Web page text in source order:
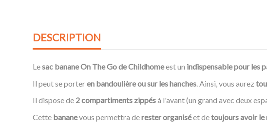
DESCRIPTION
Lesac banane On The Go de Childhomeest un indispensable pour les
Il peut se porteren bandoulière ou sur les hanches . Ainsi, vous aurez
Il dispose de 2 compartiments zippésà l'avant (un grand avec deux
Cette bananevous permettra derester organiséet detoujours avoir le